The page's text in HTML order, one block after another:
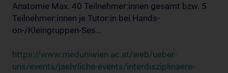
Anatomie Max. 40 Teilnehmer:innen gesamt bzw. 5
Teilnehmer:innen je Tutor:in bei Hands-
on-/Kleingruppen-Ses...
https://www.meduniwien.ac.at/web/ueber-
uns/events/jaehrliche-events/interdisziplinaere-